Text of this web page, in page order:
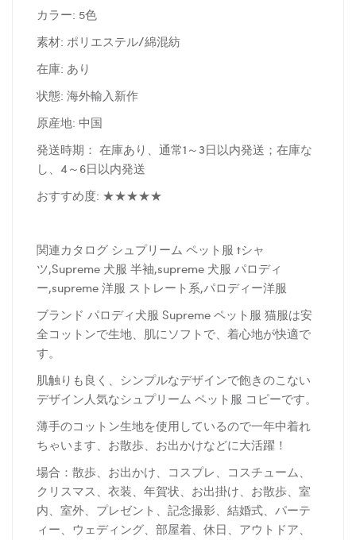
カラー: 5色
素材: ポリエステル/綿混紡
在庫: あり
状態: 海外輸入新作
原産地: 中国
発送時期： 在庫あり、通常1～3日以内発送；在庫な
し、4～6日以内発送
おすすめ度: ★★★★★
関連カタログ シュプリーム ペット服 tシャ
ツ,Supreme 犬服 半袖,supreme 犬服 パロディ
ー,supreme 洋服 ストレート系,パロディー洋服
ブランド パロディ犬服 Supreme ペット服 猫服は安
全コットンで生地、肌にソフトで、着心地が快適で
す。
肌触りも良く、シンプルなデザインで飽きのこない
デザイン人気なシュプリーム ペット服 コピーです。
薄手のコットン生地を使用しているので一年中着れ
ちゃいます、お散歩、お出かけなどに大活躍！
場合：散歩、お出かけ、コスプレ、コスチューム、
クリスマス、衣装、年賀状、お出掛け、お散歩、室
内、室外、プレゼント、記念撮影、結婚式、パーテ
ィー、ウェディング、部屋着、休日、アウトドア、